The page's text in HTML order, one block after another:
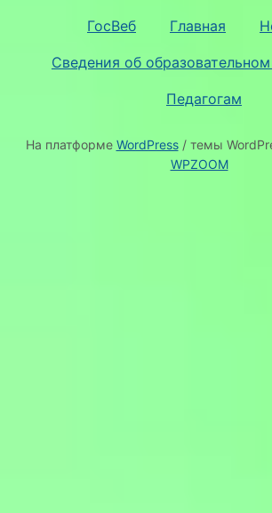
ГосВеб Главная
Сведения об
Педагогам
На платформе WordPress/ темы
WPZOOM